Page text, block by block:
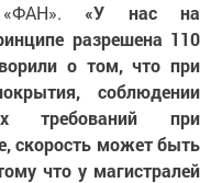
«У нас на
разрешена 110
о том, что при
соблюдении
требований при
скорость может быть
что у магистралей